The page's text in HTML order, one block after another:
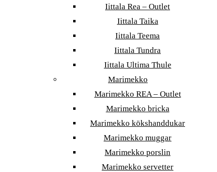
Iittala Rea – Outlet
Iittala Taika
Iittala Teema
Iittala Tundra
Iittala Ultima Thule
Marimekko
Marimekko REA – Outlet
Marimekko bricka
Marimekko kökshanddukar
Marimekko muggar
Marimekko porslin
Marimekko servetter